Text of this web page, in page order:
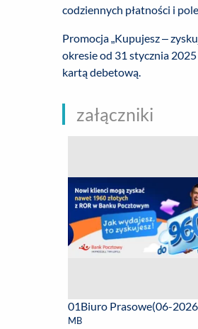
codziennych płatności i
Promocja „Kupujesz –
okresie od 31 stycznia
kartą debetową.
załączniki
01Biuro Prasowe(06-
MB